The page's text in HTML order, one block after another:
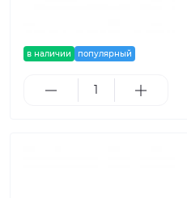
в наличии популярный